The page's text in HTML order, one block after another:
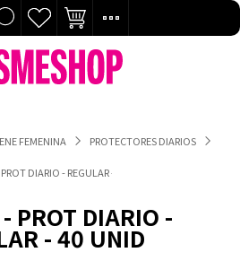
FEMENINA PROTECTORES DIARIOS
DIARIO - REGULAR - 40 UNID
PROT DIARIO -
- 40 UNID